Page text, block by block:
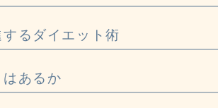
るダイエット術
あるか